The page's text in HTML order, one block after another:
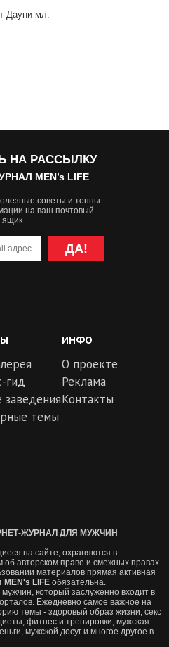
Дауни мл.
НА РАССЫЛКУ
MEN’s LIFE
советы и тонны
на ваш почтовый
ящик
ДА!
гид
темы
ИНФО
О проекте
Реклама
Контакты
ЖУРНАЛ ДЛЯ МУЖЧИН
на сайте, охраняются в
об авторском праве и смежных правах.
материалов прямая активная
LIFE обязательна.
который заслуженно входит в
Ежедневно самое важное на
темы - здоровый образ жизни, секс
фитнес и тренировки, мужская
мужской досуг и многое другое в